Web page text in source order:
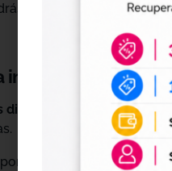
que adaptar el
UV DTF
digitales para UV DTF,
nuevas opciones a